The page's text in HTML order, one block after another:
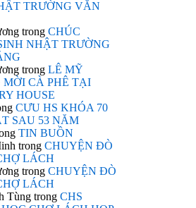
TRƯỜNG VĂN
trong CHÚC
NHẬT TRƯỜNG
trong LÊ MỸ
MỜI CÀ PHÊ TẠI
HOUSE
CƯU HS KHÓA 70
SAU 53 NĂM
TIN BUỒN
trong CHUYỆN ĐÒ
LÁCH
trong CHUYỆN ĐÒ
LÁCH
Tùng trong CHS